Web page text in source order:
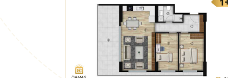
سوى عشرة دقائق ستكون عاملاً مهماً
له وهناك فرصة جيدة جداً للحصول على